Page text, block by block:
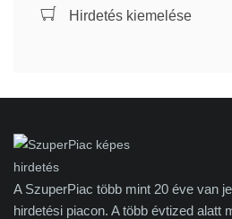
Hirdetés kiemelése
A SzuperPiac több mint 20 éve van
hirdetési piacon. A több évtized alatt